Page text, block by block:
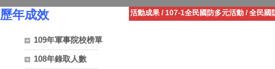
歷年成效
109年軍事院校榜單
108年錄取人數
活動成果 / 107-1全民國防多元活動 / 全民國